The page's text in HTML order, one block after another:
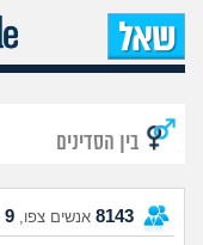
בין הסדינים
8143 אנשים צפו, 9